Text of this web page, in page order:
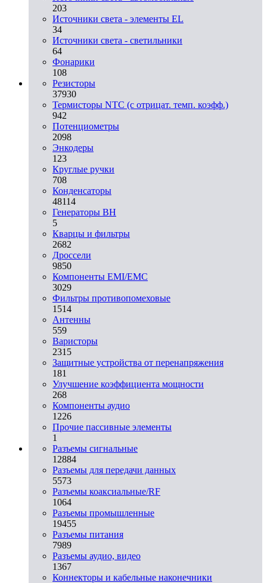
203
Источники света - элементы EL
34
Источники света - светильники
64
Фонарики
108
Резисторы
37930
Термисторы NTC (с отрицат. темп. коэфф.)
942
Потенциометры
2098
Энкодеры
123
Круглые ручки
708
Конденсаторы
48114
Генераторы ВН
5
Кварцы и фильтры
2682
Дроссели
9850
Компоненты EMI/EMC
3029
Фильтры противопомеховые
1514
Антенны
559
Варисторы
2315
Защитные устройства от перенапряжения
181
Улучшение коэффициента мощности
268
Компоненты аудио
1226
Прочие пассивные элементы
1
Разъeмы сигнальные
12884
Разъeмы для передачи данных
5573
Разъeмы коаксиальные/RF
1064
Разъeмы промышленные
19455
Разъeмы питания
7989
Разъeмы аудио, видео
1367
Коннекторы и кабельные наконечники